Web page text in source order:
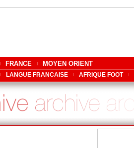
FRANCE MOYEN ORIENT
LANGUE FRANCAISE AFRIQUE FOOT